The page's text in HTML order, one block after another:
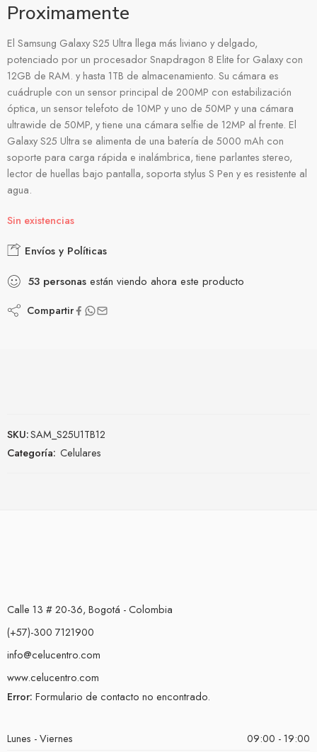
Proximamente
El Samsung Galaxy S25 Ultra llega más liviano y delgado,
potenciado por un procesador Snapdragon 8 Elite for Galaxy con
12GB de RAM. y hasta 1TB de almacenamiento. Su cámara es
cuádruple con un sensor principal de 200MP con estabilización
óptica, un sensor telefoto de 10MP y uno de 50MP y una cámara
ultrawide de 50MP, y tiene una cámara selfie de 12MP al frente. El
Galaxy S25 Ultra se alimenta de una batería de 5000 mAh con
soporte para carga rápida e inalámbrica, tiene parlantes stereo,
lector de huellas bajo pantalla, soporta stylus S Pen y es resistente al
agua.
Sin existencias
Envíos y Políticas
53 personas están viendo ahora este producto
Compartir
SKU:SAM_S25U1TB12
Categoría: Celulares
Calle 13 # 20-36, Bogotá - Colombia
(+57)-300 7121900
info@celucentro.com
www.celucentro.com
Error: Formulario de contacto no encontrado.
Lunes - Viernes 09:00 - 19:00